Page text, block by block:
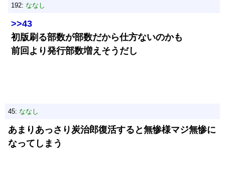
192: ななし
>>43
初版刷る部数が部数だから仕方ないのかも
前回より発行部数増えそうだし
45: ななし
あまりあっさり炭治郎復活すると無惨様マジ無惨に
なってしまう